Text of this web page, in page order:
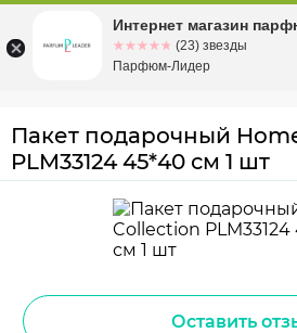
Омскул. Заозерная,
Пакет подарочный
PLM33124 45*40 см 1 шт
Оставить
Интернет магазин
☆☆☆☆☆
★★★★★ (23) звезды
Парфюм-Лидер